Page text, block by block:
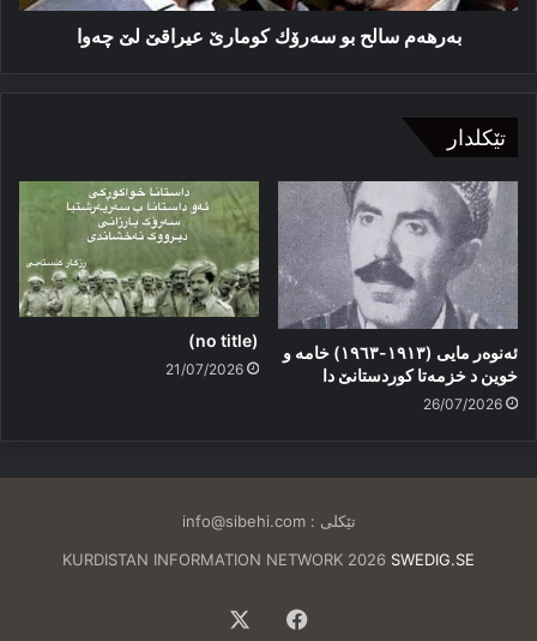
بەرھەم سالح بو سەرۆك كومارێ عیراقێ لێ چەوا
تێکلدار
ئەنوەر مایی (١٩١٣-١٩٦٣) خامە و
خوین د خزمەتا کوردستانێ دا
26/07/2026
(no title)
21/07/2026
تێکلی :info@sibehi.com
KURDISTAN INFORMATION NETWORK 2026 SWEDIG.SE
Facebook